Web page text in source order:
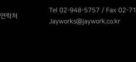
연락처
Tel 02-948-5757 / Fax 02-
Jayworks@jaywork.co.kr